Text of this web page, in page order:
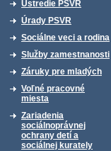
Ústredie PSVR
Úrady PSVR
Sociálne veci a rodina
Služby zamestnanosti
Záruky pre mladých
Voľné pracovné
miesta
Zariadenia
sociálnoprávnej
ochrany detí a
sociálnej kurately